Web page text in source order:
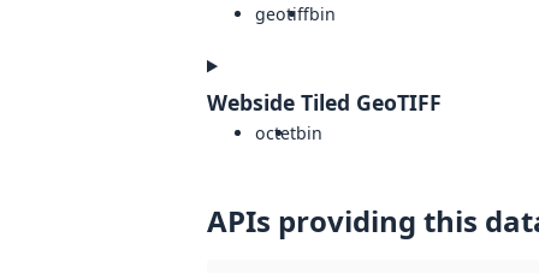
geotiffbin
Webside Tiled GeoTIFF
octetbin
APIs providing this